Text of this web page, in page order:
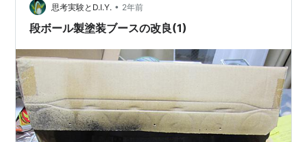
工 3.ダスト受けの取り付け部の密閉加工 出典・引用・備
考 1.”Ｓ＋Ｕ型”のエアフロー経路の作成 ダクトが曲がっ
思考実験とD.I.Y. • 2年前
段ボール製塗装ブースの改良(1)